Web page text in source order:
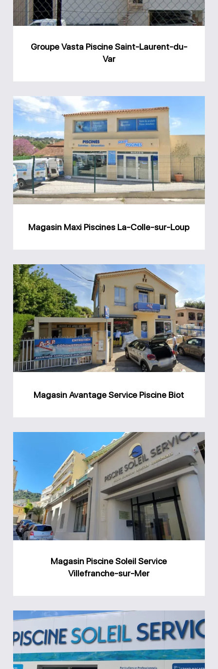
du-
Var
Groupe Vasta Piscine Saint-Laurent-du-
Var
Magasin
Maxi
Piscines
La-
Colle-
sur-
Loup
Magasin Maxi Piscines La-Colle-sur-Loup
Magasin
Avantage
Service
Piscine
Biot
Magasin Avantage Service Piscine Biot
Magasin
Piscine
Soleil
Service
Villefranche-
sur-
Magasin Piscine Soleil Service
Villefranche-sur-Mer
Piscine
Soleil
Service